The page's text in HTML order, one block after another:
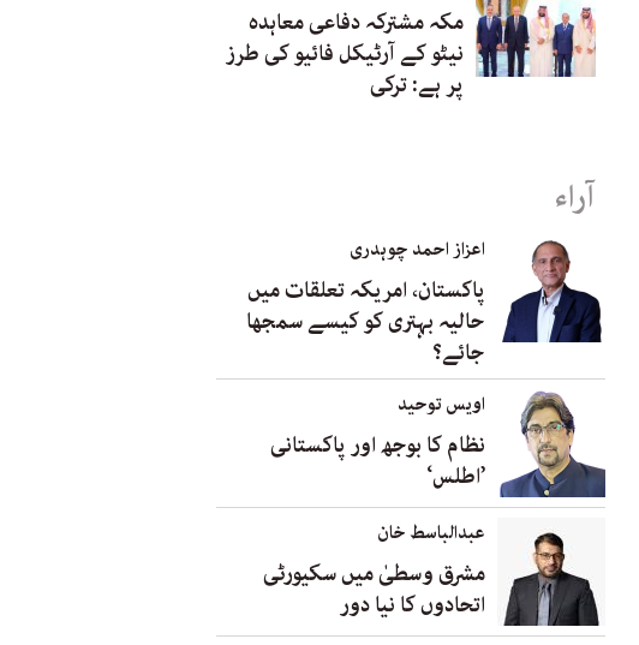
مکہ مشترکہ دفاعی معاہدہ
نیٹو کے آرٹیکل فائیو کی طرز
پر ہے: ترکی
آراء
اعزاز احمد چوہدری
پاکستان، امریکہ تعلقات میں
حالیہ بہتری کو کیسے سمجھا
جائے؟
اویس توحید
نظام کا بوجھ اور پاکستانی
’اطلس‘
عبدالباسط خان
مشرق وسطیٰ میں سکیورٹی
اتحادوں کا نیا دور